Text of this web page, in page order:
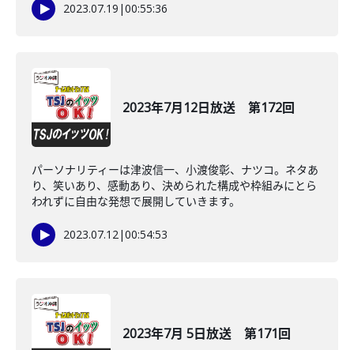
2023.07.19 |00:55:36
2023年7月12日放送 第172回
パーソナリティーは津波信一、小渡俊彰、ナツコ。ネタあ
り、笑いあり、感動あり、決められた構成や枠組みにとら
われずに自由な発想で展開していきます。
2023.07.12|00:54:53
2023年7月 5日放送 第171回